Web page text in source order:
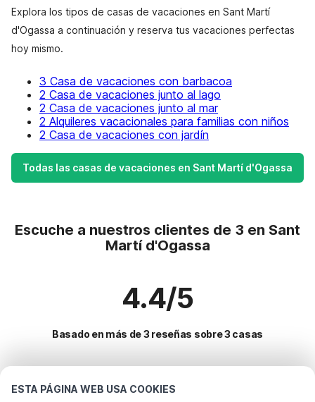
ESTA PÁGINA WEB USA COOKIES
Explora los tipos de casas de vacaciones en Sant Martí
d'Ogassa a continuación y reserva tus vacaciones perfectas
hoy mismo.
3 Casa de vacaciones con barbacoa
2 Casa de vacaciones junto al lago
2 Casa de vacaciones junto al mar
2 Alquileres vacacionales para familias con niños
2 Casa de vacaciones con jardín
Todas las casas de vacaciones en Sant Martí d'Ogassa
Escuche a nuestros clientes de 3 en Sant
Martí d'Ogassa
4.4/5
Basado en más de 3 reseñas sobre 3 casas
Destinos más populares para vacaciones